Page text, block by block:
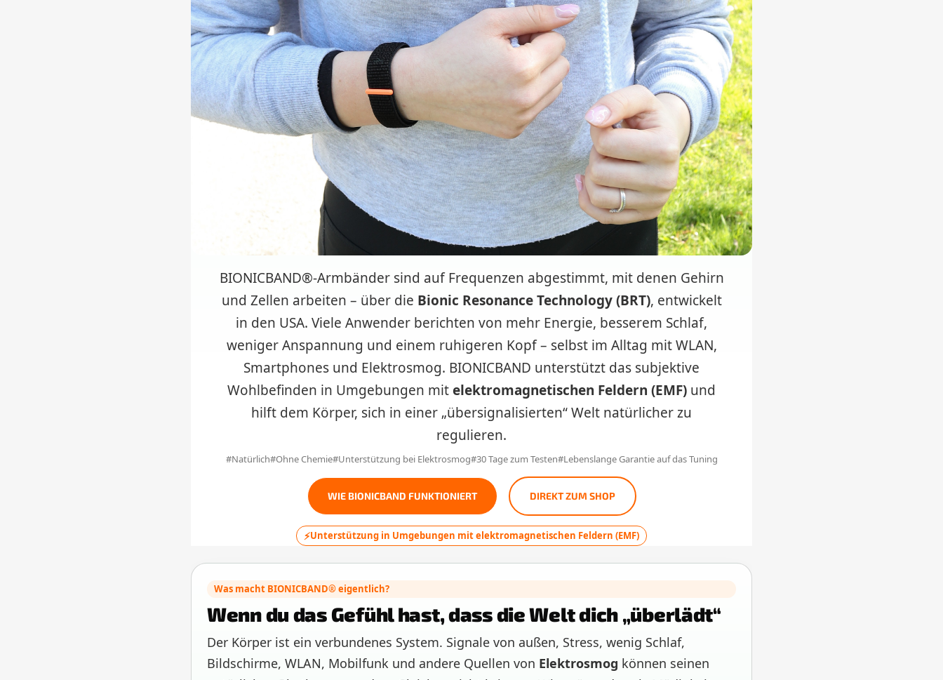
BIONICBAND®-Armbänder sind auf Frequenzen abgestimmt, mit denen Gehirn
und Zellen arbeiten – über die Bionic Resonance Technology (BRT), entwickelt
in den USA. Viele Anwender berichten von mehr Energie, besserem Schlaf,
weniger Anspannung und einem ruhigeren Kopf – selbst im Alltag mit WLAN,
Smartphones und Elektrosmog. BIONICBAND unterstützt das subjektive
Wohlbefinden in Umgebungen mitelektromagnetischen Feldern (EMF) und
hilft dem Körper, sich in einer „übersignalisierten“ Welt natürlicher zu
regulieren.
Natürlich Ohne Chemie Unterstützung bei Elektrosmog 30 Tage zum Testen Lebenslange Garantie auf das Tuning
WIE BIONICBAND FUNKTIONIERT DIREKT ZUM SHOP
⚡Unterstützung in Umgebungen mit elektromagnetischen Feldern (EMF)
Was macht BIONICBAND® eigentlich?
Wenn du das Gefühl hast, dass die Welt dich „überlädt“
Der Körper ist ein verbundenes System. Signale von außen, Stress, wenig Schlaf,
Bildschirme, WLAN, Mobilfunk und andere Quellen von Elektrosmog können seinen